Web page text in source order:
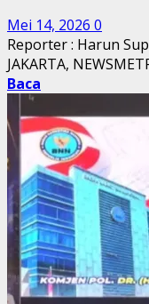
Mei 14, 2026 0
Reporter : Harun
JAKARTA,
Baca